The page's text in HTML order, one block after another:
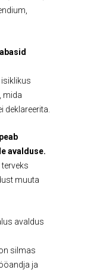
mida
deklareerita.
avalduse.
muuta
avaldus
silmas
ja